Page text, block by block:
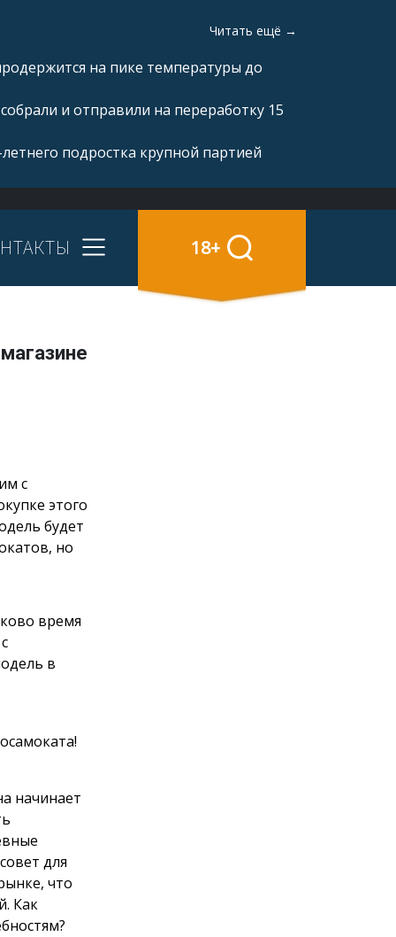
Читать ещё →
на пике температуры до
и отправили на переработку 15
подростка крупной партией
18+
с
этого
будет
но
время
в
начинает
для
что
Как